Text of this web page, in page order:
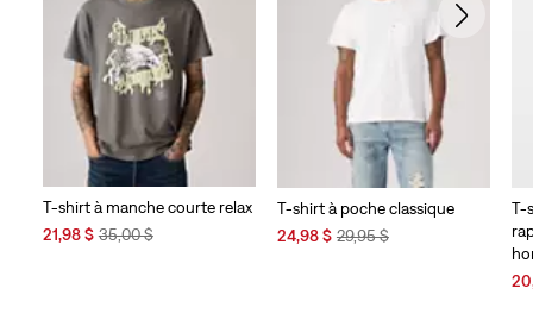
T-shirt à manche courte relax
Sale
21,98 $Original
35,00 $
T-shirt à poche classique
Sale
24,98 $ Original
29,95 $
T-